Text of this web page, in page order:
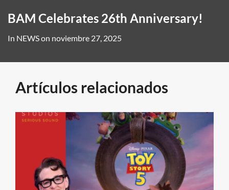
BAM Celebrates 26th Anniversary!
In NEWSon noviembre 27, 2025
Artículos relacionados